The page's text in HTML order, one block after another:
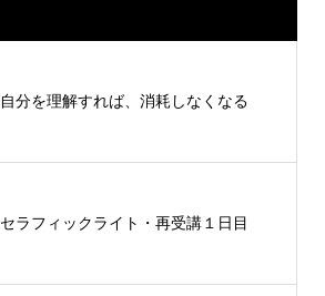
自分を理解すれば、消耗しなくなる
セラフィックライト・再受講１日目